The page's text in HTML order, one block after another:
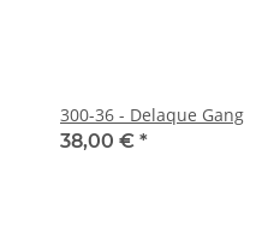
300-36 - Delaque Gang
38,00 € *